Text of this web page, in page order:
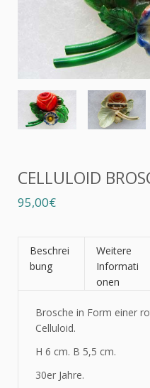
CELLULOID
95,00€
Beschrei
bung
Weitere
Informati
onen
Brosche in Form einer
Celluloid.
H 6 cm. B 5,5 cm.
30er Jahre.